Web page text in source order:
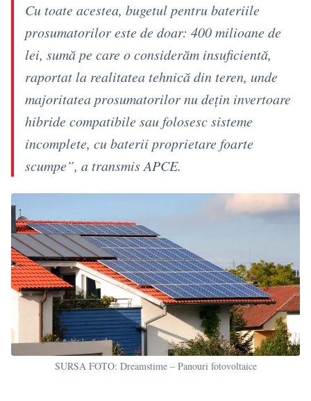
Cu toate acestea, bugetul pentru bateriile
prosumatorilor este de doar: 400 milioane de
lei, sumă pe care o considerăm insuficientă,
raportat la realitatea tehnică din teren, unde
majoritatea prosumatorilor nu dețin invertoare
hibride compatibile sau folosesc sisteme
incomplete, cu baterii proprietare foarte
scumpe”, a transmis APCE.
SURSA FOTO: Dreamstime – Panouri fotovoltaice